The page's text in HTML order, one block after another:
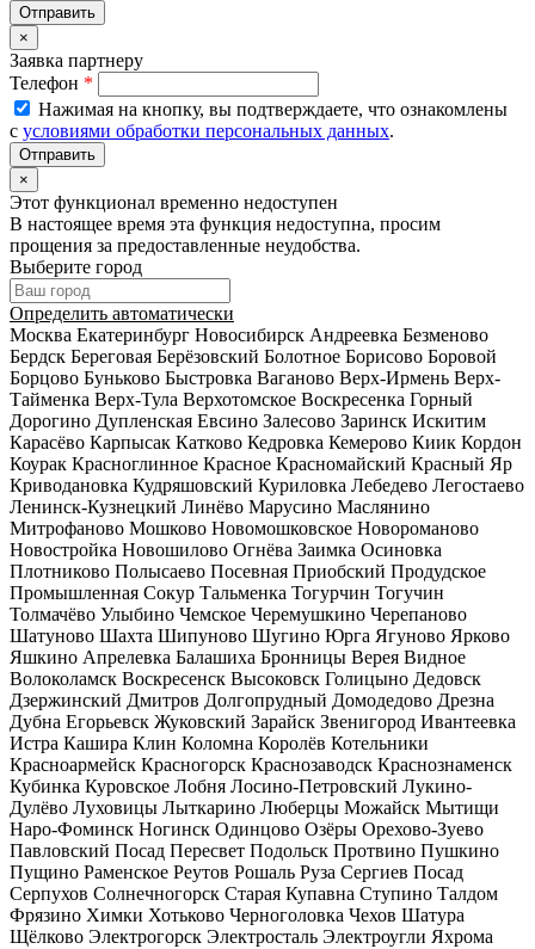
×
Заявка партнеру
Телефон *
Нажимая на кнопку, вы подтверждаете, что ознакомлены
с условиями обработки персональных данных.
×
Этот функционал временно недоступен
В настоящее время эта функция недоступна, просим
прощения за предоставленные неудобства.
Выберите город
Определить автоматически
Москва Екатеринбург Новосибирск Андреевка Безменово
Бердск Береговая Берёзовский Болотное Борисово Боровой
Борцово Буньково Быстровка Ваганово Верх-Ирмень Верх-
Тайменка Верх-Тула Верхотомское Воскресенка Горный
Дорогино Дупленская Евсино Залесово Заринск Искитим
Карасёво Карпысак Катково Кедровка Кемерово Киик Кордон
Коурак Красноглинное Красное Красномайский Красный Яр
Криводановка Кудряшовский Куриловка Лебедево Легостаево
Ленинск-Кузнецкий Линёво Марусино Маслянино
Митрофаново Мошково Новомошковское Новороманово
Новостройка Новошилово Огнёва Заимка Осиновка
Плотниково Полысаево Посевная Приобский Продудское
Промышленная Сокур Тальменка Тогурчин Тогучин
Толмачёво Улыбино Чемское Черемушкино Черепаново
Шатуново Шахта Шипуново Шугино Юрга Ягуново Ярково
Яшкино Апрелевка Балашиха Бронницы Верея Видное
Волоколамск Воскресенск Высоковск Голицыно Дедовск
Дзержинский Дмитров Долгопрудный Домодедово Дрезна
Дубна Егорьевск Жуковский Зарайск Звенигород Ивантеевка
Истра Кашира Клин Коломна Королёв Котельники
Красноармейск Красногорск Краснозаводск Краснознаменск
Кубинка Куровское Лобня Лосино-Петровский Лукино-
Дулёво Луховицы Лыткарино Люберцы Можайск Мытищи
Наро-Фоминск Ногинск Одинцово Озёры Орехово-Зуево
Павловский Посад Пересвет Подольск Протвино Пушкино
Пущино Раменское Реутов Рошаль Руза Сергиев Посад
Серпухов Солнечногорск Старая Купавна Ступино Талдом
Фрязино Химки Хотьково Черноголовка Чехов Шатура
Щёлково Электрогорск Электросталь Электроугли Яхрома